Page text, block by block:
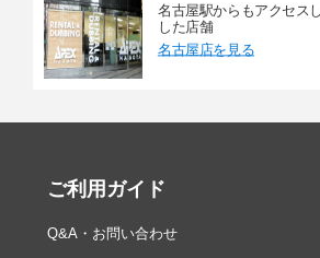
名古屋駅からもアクセス
した店舗
名古屋店を見る
ご利用ガイド
Q&A・お問い合わせ